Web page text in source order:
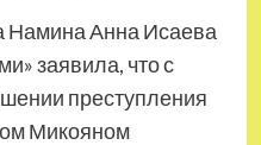
Намина Анна Исаева
заявила, что с
преступления
Микояном